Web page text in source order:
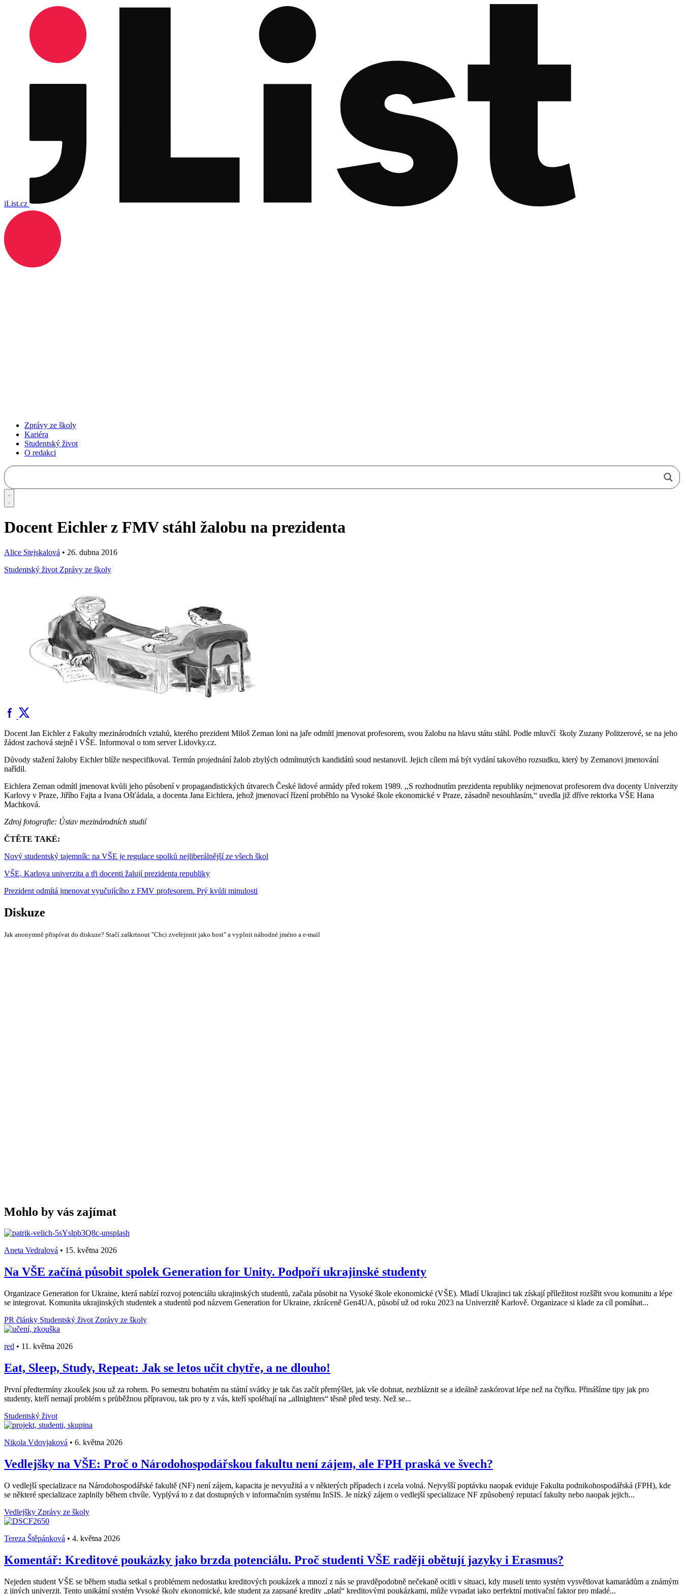
iList.cz
Zprávy ze školy
Kariéra
Studentský život
O redakci
Docent Eichler z FMV stáhl žalobu na prezidenta
Alice Stejskalová • 26. dubna 2016
Studentský život Zprávy ze školy
Docent Jan Eichler z Fakulty mezinárodních vztahů, kterého prezident Miloš Zeman loni na jaře odmítl jmenovat profesorem, svou žalobu na hlavu státu stáhl. Podle mluvčí školy Zuzany Politzerové, se na jeho
žádost zachová stejně i VŠE. Informoval o tom server Lidovky.cz.
Důvody stažení žaloby Eichler blíže nespecifikoval. Termín projednání žalob zbylých odmítnutých kandidátů soud nestanovil. Jejich cílem má být vydání takového rozsudku, který by Zemanovi jmenování
nařídil.
Eichlera Zeman odmítl jmenovat kvůli jeho působení v propagandistických útvarech České lidové armády před rokem 1989. ,,S rozhodnutím prezidenta republiky nejmenovat profesorem dva docenty Univerzity
Karlovy v Praze, Jiřího Fajta a Ivana Ošťádala, a docenta Jana Eichlera, jehož jmenovací řízení proběhlo na Vysoké škole ekonomické v Praze, zásadně nesouhlasím,“ uvedla již dříve rektorka VŠE Hana
Machková.
Zdroj fotografie: Ústav mezinárodních studií
ČTĚTE TAKÉ:
Nový studentský tajemník: na VŠE je regulace spolků nejliberálnější ze všech škol
VŠE, Karlova univerzita a tři docenti žalují prezidenta republiky
Prezident odmítá jmenovat vyučujícího z FMV profesorem. Prý kvůli minulosti
Diskuze
Jak anonymně přispívat do diskuze? Stačí zaškrtnout "Chci zveřejnnit jako host" a vyplnit náhodné jméno a e-mail
Mohlo by vás zajímat
Aneta Vedralová • 15. května 2026
Na VŠE začíná působit spolek Generation for Unity. Podpoří ukrajinské studenty
Organizace Generation for Ukraine, která nabízí rozvoj potenciálu ukrajinských studentů, začala působit na Vysoké škole ekonomické (VŠE). Mladí Ukrajinci tak získají příležitost rozšířit svou komunitu a lépe
se integrovat. Komunita ukrajinských studentek a studentů pod názvem Generation for Ukraine, zkráceně Gen4UA, působí už od roku 2023 na Univerzitě Karlově. Organizace si klade za cíl pomáhat...
PR články Studentský život Zprávy ze školy
red • 11. května 2026
Eat, Sleep, Study, Repeat: Jak se letos učit chytře, a ne dlouho!
První předtermíny zkoušek jsou už za rohem. Po semestru bohatém na státní svátky je tak čas začít přemýšlet, jak vše dohnat, nezbláznit se a ideálně zaskórovat lépe než na čtyřku. Přinášíme tipy jak pro
studenty, kteří nemají problém s průběžnou přípravou, tak pro ty z vás, kteří spoléhají na „allnighters“ těsně před testy. Než se...
Studentský život
Nikola Vdovjaková • 6. května 2026
Vedlejšky na VŠE: Proč o Národohospodářskou fakultu není zájem, ale FPH praská ve švech?
O vedlejší specializace na Národohospodářské fakultě (NF) není zájem, kapacita je nevyužitá a v některých případech i zcela volná. Nejvyšší poptávku naopak eviduje Fakulta podnikohospodářská (FPH), kde
se některé specializace zaplnily během chvíle. Vyplývá to z dat dostupných v informačním systému InSIS. Je nízký zájem o vedlejší specializace NF způsobený reputací fakulty nebo naopak jejich...
Vedlejšky Zprávy ze školy
Tereza Štěpánková • 4. května 2026
Komentář: Kreditové poukázky jako brzda potenciálu. Proč studenti VŠE raději obětují jazyky i Erasmus?
Nejeden student VŠE se během studia setkal s problémem nedostatku kreditových poukázek a mnozí z nás se pravděpodobně nečekaně ocitli v situaci, kdy museli tento systém vysvětlovat kamarádům a známým
z jiných univerzit. Tento unikátní systém Vysoké školy ekonomické, kde student za zapsané kredity „platí“ kreditovými poukázkami, může vypadat jako perfektní motivační faktor pro mladé...